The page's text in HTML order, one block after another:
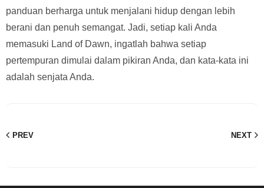
panduan berharga untuk menjalani hidup dengan lebih
berani dan penuh semangat. Jadi, setiap kali Anda
memasuki Land of Dawn, ingatlah bahwa setiap
pertempuran dimulai dalam pikiran Anda, dan kata-kata ini
adalah senjata Anda.
PREV NEXT